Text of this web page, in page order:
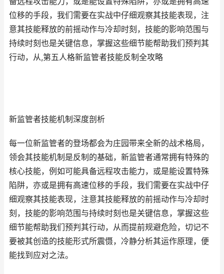
位移的手段，我们需要在实战中仔细观察其技能表现，注
意其技能释放的前摇动作与冷却时刻，技能的影响范围与
持续时刻也是关键信息，掌握这些细节能帮助我们预判其
行动，从,第五人格新监管者技能反制全攻略
新监管者技能机制深度剖析
每一位新监管者的登场都会为庄园带来全新的战术格局，
领会其技能机制是反制的基础，新监管者通常拥有特殊的
核心技能，例如可能具备远程攻击能力，或是能设置特殊
陷阱，亦或是拥有高速位移的手段，我们需要在实战中仔
细观察其技能表现，注意其技能释放的前摇动作与冷却时
刻，技能的影响范围与持续时刻也是关键信息，掌握这些
细节能帮助我们预判其行动，从而提前规避危险，切记不
要被其创造的技能形式所震慑，冷静分析其运作原理，便
能找到应对之法。